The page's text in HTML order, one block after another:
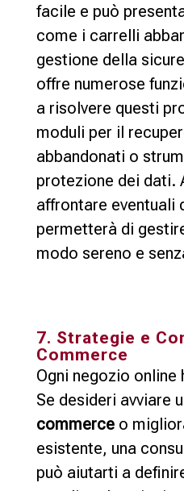
facile e può
come i carrelli
gestione della
offre numerose
a risolvere questi
moduli per il
abbandonati o
protezione dei dati.
affrontare eventuali
permetterà di
modo sereno e
7. Strategie e
Commerce
Ogni negozio online
Se desideri avviare
commerceo
esistente, una
può aiutarti a